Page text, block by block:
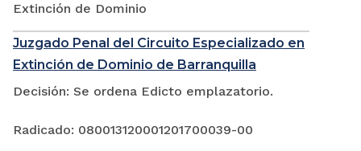
Extinción de Dominio
Juzgado Penal del Circuito Especializado en
Extinción de Dominio de Barranquilla
Decisión: Se ordena Edicto emplazatorio.
Radicado: 080013120001201700039-00